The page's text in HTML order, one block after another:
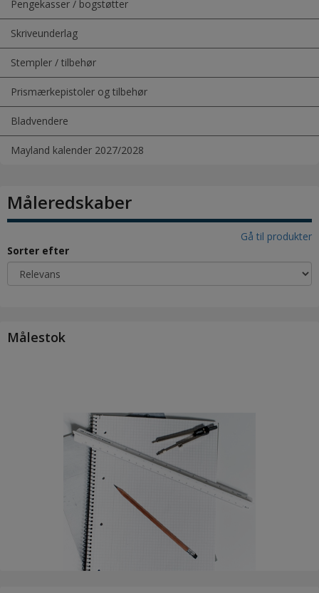
Pengekasser / bogstøtter
Skriveunderlag
Stempler / tilbehør
Prismærkepistoler og tilbehør
Bladvendere
Mayland kalender 2027/2028
Måleredskaber
Gå til produkter
Sorter efter
Målestok